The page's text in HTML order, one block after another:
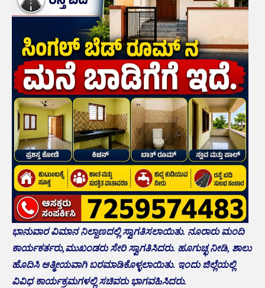
ಭಾನುವಾರ ವಿಮಾನ ನಿಲ್ದಾಣದಲ್ಲಿ ಸ್ವಾಗತಿಸಲಾಯಿತು. ನೂರಾರು ಮಂದಿ
ಕಾರ್ಯಕರ್ತರು,ಮುಖಂಡರು ಸೇರಿ ಸ್ವಾಗತಿಸಿದರು. ಹೂಗುಚ್ಛ ನೀಡಿ, ಶಾಲು
ಹೊದಿಸಿ ಆತ್ಮೀಯವಾಗಿ ಬರ‌ಮಾಡಿಕೊಳ್ಳಲಾಯಿತು. ಇಂದು ಜಿಲ್ಲೆಯಲ್ಲಿ
ವಿವಿಧ ಕಾರ್ಯಕ್ರಮಗಳಲ್ಲಿ ಸಚಿವರು ಭಾಗವಹಿಸಿದರು.